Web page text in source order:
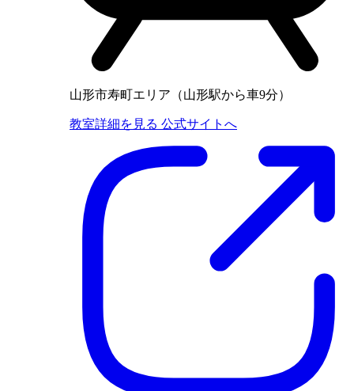
山形市寿町エリア（山形駅から車9分）
教室詳細を見る 公式サイトへ